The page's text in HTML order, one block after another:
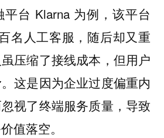
台 Klarna 为例，该平台
名人工客服，随后却又重
压缩了接线成本，但用户
这是因为企业过度偏重内
视了终端服务质量，导致
值落空。